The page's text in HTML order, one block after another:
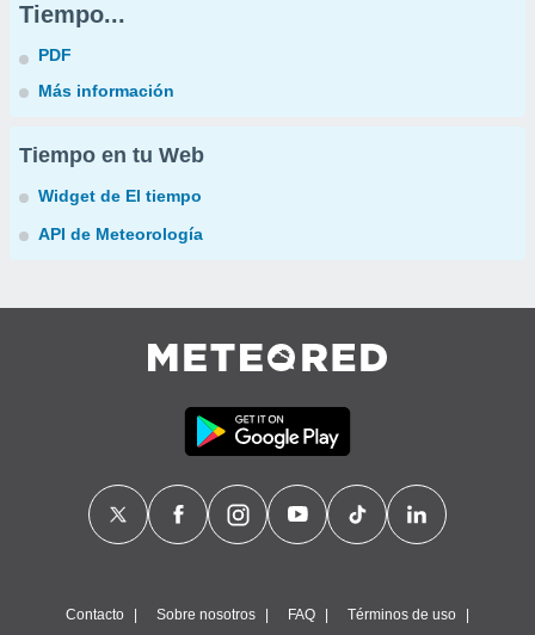
Tiempo...
PDF
Más información
Tiempo en tu Web
Widget de El tiempo
API de Meteorología
Contacto Sobre nosotros FAQ Términos de uso